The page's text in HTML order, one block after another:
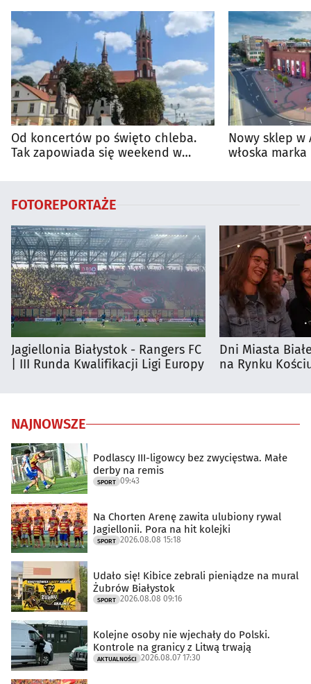
Od koncertów po święto chleba.
Tak zapowiada się weekend w
Nowy sklep w
włoska
FOTOREPORTAŻE
Jagiellonia Białystok - Rangers FC
| III Runda Kwalifikacji Ligi Europy
Dni Miasta
na Rynku
NAJNOWSZE
Podlascy III-ligowcy bez zwycięstwa. Małe
derby na remis
SPORT 09:43
Na Chorten Arenę zawita ulubiony rywal
Jagiellonii. Pora na hit kolejki
SPORT 2026.08.08 15:18
Udało się! Kibice zebrali pieniądze na mural
Żubrów Białystok
SPORT 2026.08.08 09:16
Kolejne osoby nie wjechały do Polski.
Kontrole na granicy z Litwą trwają
AKTUALNOŚCI 2026.08.07 17:30